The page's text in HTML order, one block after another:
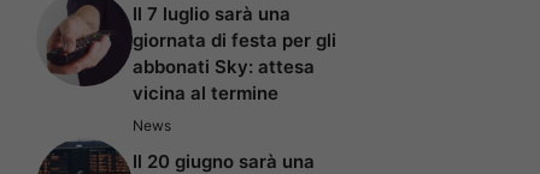
Il 7 luglio sarà una
giornata di festa per gli
abbonati Sky: attesa
vicina al termine
News
Il 20 giugno sarà una